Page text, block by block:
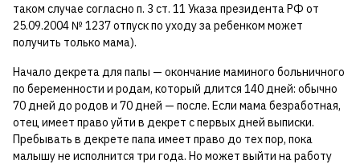
таком случае согласно п. 3 ст. 11 Указа президента РФ от
25.09.2004 № 1237 отпуск по уходу за ребенком может
получить только мама).
Начало декрета для папы — окончание маминого больничного
по беременности и родам, который длится 140 дней: обычно
70 дней до родов и 70 дней — после. Если мама безработная,
отец имеет право уйти в декрет с первых дней выписки.
Пребывать в декрете папа имеет право до тех пор, пока
малышу не исполнится три года. Но может выйти на работу